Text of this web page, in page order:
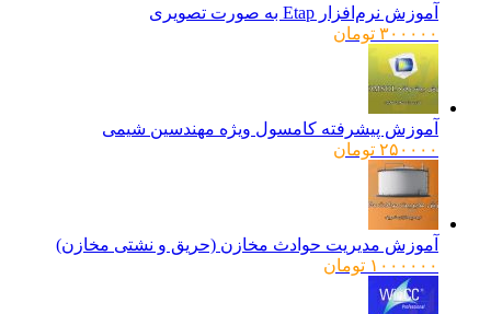
آموزش نرم‌افزار Etap به صورت تصویری
۳۰۰۰۰۰ تومان
آموزش پیشرفته کامسول ویژه مهندسین شیمی
۲۵۰۰۰۰ تومان
آموزش مدیریت حوادث مخازن (حریق و نشتی مخازن)
۱۰۰۰۰۰۰ تومان